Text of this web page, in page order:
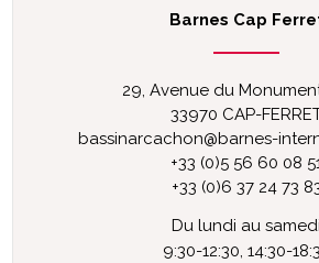
Barnes Cap
29, Avenue du
33970 CAP-
bassinarcachon@barnes-
+33 (0)5 56 60 08
+33 (0)6 37 24 73
Du lundi au samedi
9:30-12:30, 14:30-